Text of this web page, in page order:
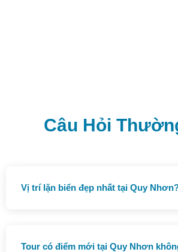
Câu Hỏi
Vị trí lặn biển đẹp nhất tại Quy
Tour có điểm mới tại Quy Nhơn